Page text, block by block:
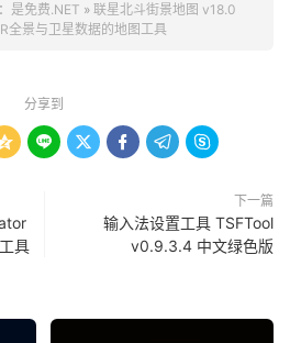
是免费.NET » 联星北斗街景地图 v18.0
全景与卫星数据的地图工具
分享到
    
具
下一篇
输入法设置工具 TSFTool
v0.9.3.4 中文绿色版